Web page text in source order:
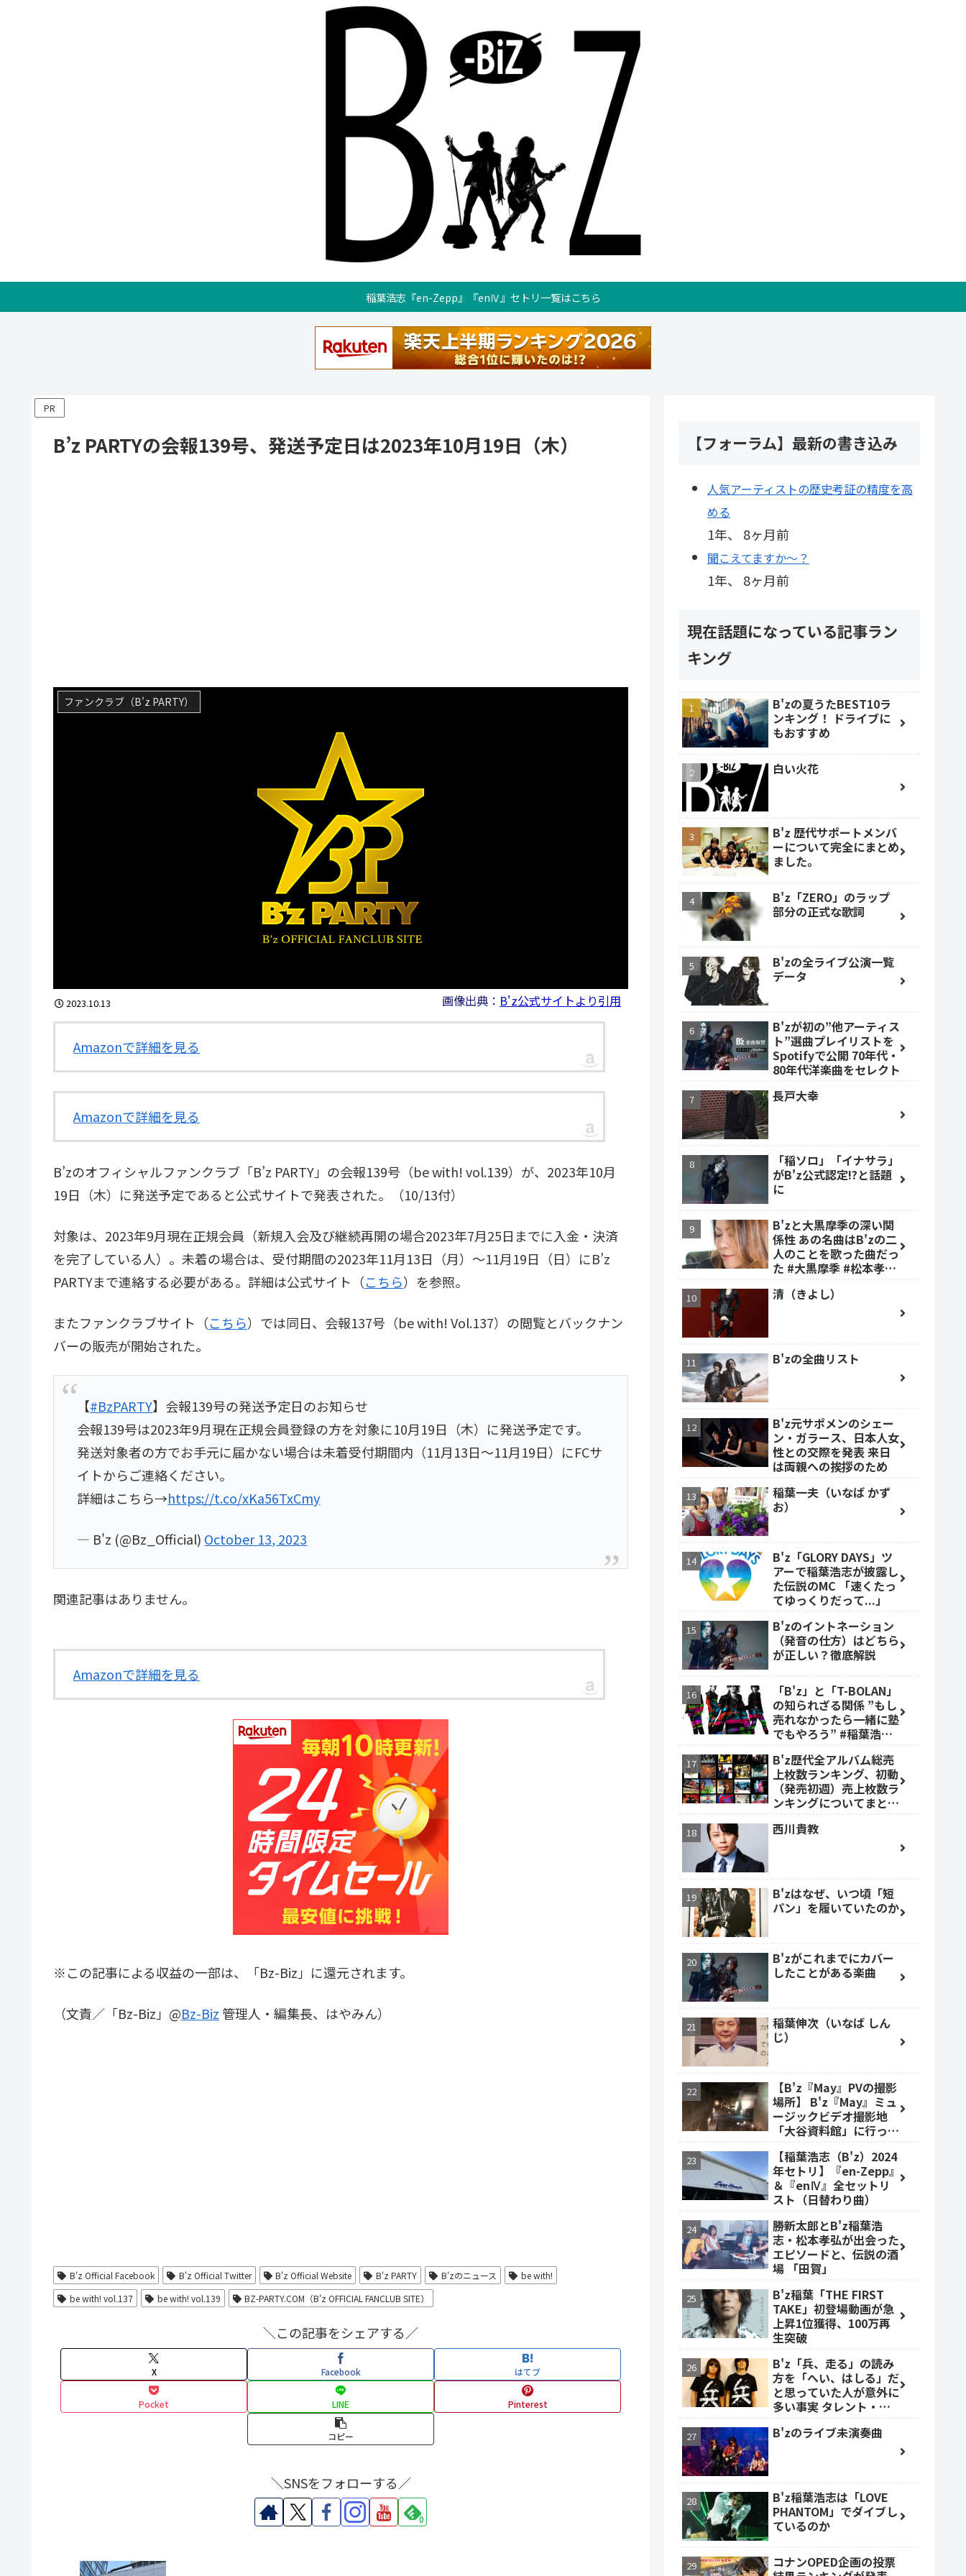
稲葉浩志『en-Zepp』『enⅣ』セトリ一覧はこちら
PR
B’z PARTYの会報139号、発送予定日は2023年10月19日（木）
ファンクラブ（B'z PARTY）
画像出典： B'z公式サイトより引用
2023.10.13
Amazonで詳細を見る
Amazonで詳細を見る
B’zのオフィシャルファンクラブ「B’z PARTY」の会報139号（be with! vol.139）が、2023年10月
19日（木）に発送予定であると公式サイトで発表された。（10/13付）
対象は、2023年9月現在正規会員（新規入会及び継続再開の場合2023年7月25日までに入金・決済
を完了している人）。未着の場合は、受付期間の2023年11月13日（月）～11月19日（日）にB’z
PARTYまで連絡する必要がある。詳細は公式サイト（こちら）を参照。
またファンクラブサイト（こちら）では同日、会報137号（be with! Vol.137）の閲覧とバックナン
バーの販売が開始された。
【#BzPARTY】会報139号の発送予定日のお知らせ
会報139号は2023年9月現在正規会員登録の方を対象に10月19日（木）に発送予定です。
発送対象者の方でお手元に届かない場合は未着受付期間内（11月13日～11月19日）にFCサ
イトからご連絡ください。
詳細はこちら→https://t.co/xKa56TxCmy
— B'z (@Bz_Official) October 13, 2023
関連記事はありません。
Amazonで詳細を見る
※この記事による収益の一部は、「Bz-Biz」に還元されます。
（文責／「Bz-Biz」@Bz-Biz 管理人・編集長、はやみん）
B'z Official Facebook B'z Official Twitter B'z Official Website B'z PARTY B'zのニュース
be with!
be with! vol.137
be with! vol.139 BZ-PARTY.COM（B'z OFFICIAL FANCLUB SITE）
＼この記事をシェアする／
X Facebook はてブ
Pocket LINE Pinterest
コピー
＼SNSをフォローする／
0
【フォーラム】最新の書き込み
人気アーティストの歴史考証の精度を高
める
1年、 8ヶ月前
聞こえてますか～？
1年、 8ヶ月前
現在話題になっている記事ラン
キング
B'zの夏うたBEST10ラ
ンキング！ ドライブに
もおすすめ
白い火花
B'z 歴代サポートメンバ
ーについて完全にまとめ
ました。
B'z「ZERO」のラップ
部分の正式な歌詞
B'zの全ライブ公演一覧
データ
B'zが初の”他アーティス
ト”選曲プレイリストを
Spotifyで公開 70年代・
80年代洋楽曲をセレクト
長戸大幸
「稲ソロ」「イナサラ」
がB'z公式認定!?と話題
に
B'zと大黒摩季の深い関
係性 あの名曲はB'zの二
人のことを歌った曲だっ
た #大黒摩季 #松本孝弘
清（きよし）
B'zの全曲リスト
B'z元サポメンのシェー
ン・ガラース、日本人女
性との交際を発表 来日
は両親への挨拶のため
稲葉一夫（いなば かず
お）
B'z「GLORY DAYS」ツ
アーで稲葉浩志が披露し
た伝説のMC 「速くたっ
てゆっくりだって...」
B'zのイントネーション
（発音の仕方）はどちら
が正しい？徹底解説
「B'z」と「T-BOLAN」
の知られざる関係 ”もし
売れなかったら一緒に塾
でもやろう” #稲葉浩志
B'z歴代全アルバム総売
上枚数ランキング、初動
（発売初週）売上枚数ラ
ンキングについてまとめ
西川貴教
B'zはなぜ、いつ頃「短
パン」を履いていたのか
B'zがこれまでにカバー
したことがある楽曲
稲葉伸次（いなば しん
じ）
【B'z『May』PVの撮影
場所】 B'z『May』ミュ
ージックビデオ撮影地
「大谷資料館」に行って
【稲葉浩志（B'z）2024
年セトリ】『en-Zepp』
＆『enⅣ』全セットリ
スト（日替わり曲）
勝新太郎とB'z稲葉浩
志・松本孝弘が出会った
エピソードと、伝説の酒
場 「田賀」
B'z稲葉「THE FIRST
TAKE」初登場動画が急
上昇1位獲得、100万再
生突破
B'z「兵、走る」の読み
方を「へい、はしる」だ
と思っていた人が意外に
多い事実 タレント・ベ
B'zのライブ未演奏曲
B'z稲葉浩志は「LOVE
PHANTOM」でダイブし
ているのか
コナンOPED企画の投票